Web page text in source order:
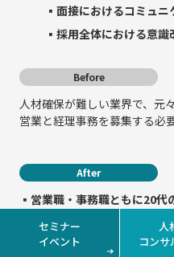
▪面接におけるコミュニ
▪採用全体における意識
Before
人材確保が難しい業界で、元
営業と経理事務を募集する必
After
▪営業職・事務職ともに20代
▪自社の強みが発見できたこ
業の魅力を伝えることがで
セミナー
イベント
人
コンサ